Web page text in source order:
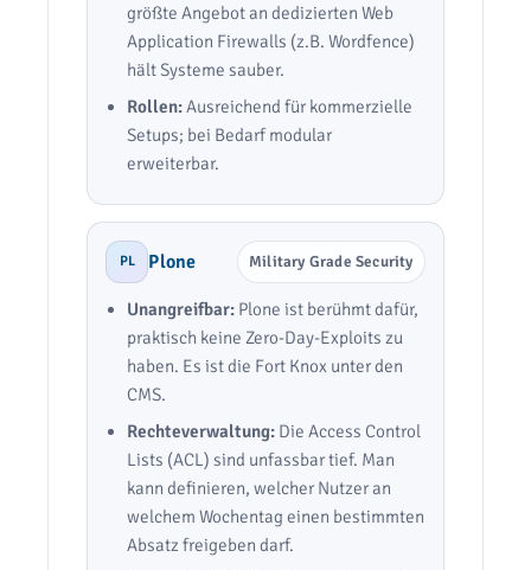
größte Angebot an dedizierten Web
Application Firewalls (z.B. Wordfence)
hält Systeme sauber.
Rollen:Ausreichend für kommerzielle
Setups; bei Bedarf modular
erweiterbar.
PL Plone Military Grade Security
Unangreifbar: Plone ist berühmt dafür,
praktisch keine Zero-Day-Exploits zu
haben. Es ist die Fort Knox unter den
CMS.
Rechteverwaltung: Die Access Control
Lists (ACL) sind unfassbar tief. Man
kann definieren, welcher Nutzer an
welchem Wochentag einen bestimmten
Absatz freigeben darf.